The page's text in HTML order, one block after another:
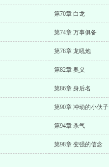
第70章 白龙
第74章 万事俱备
第78章 龙吼炮
第82章 奥义
第86章 身后名
第90章 冲动的小伙子
第94章 杀气
第98章 变强的信念